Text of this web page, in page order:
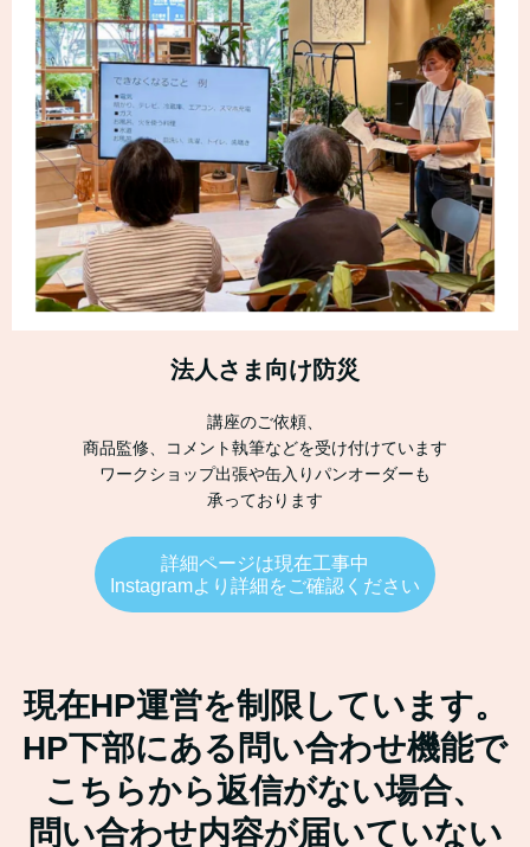
法人さま向け防災
講座のご依頼、
商品監修、コメント執筆などを受け付けています
ワークショップ出張や缶入りパンオーダーも
承っております
詳細ページは現在工事中
Instagramより詳細をご確認ください
現在HP運営を制限しています。
HP下部にある問い合わせ機能で
こちらから返信がない場合、
問い合わせ内容が届いていない